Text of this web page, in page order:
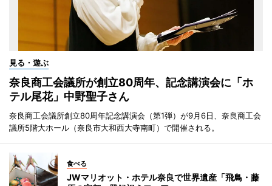
見る・遊ぶ
奈良商工会議所が創立80周年、記念講演会に「ホ
テル尾花」中野聖子さん
奈良商工会議所創立80周年記念講演会（第1弾）が9月6日、奈良商工会
議所5階大ホール（奈良市大和西大寺南町）で開催される。
食べる
JWマリオット・ホテル奈良で世界遺産「飛鳥・藤